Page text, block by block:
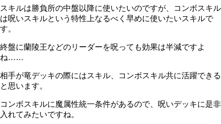
スキルは勝負所の中盤以降に使いたいのですが、コンボスキル
は呪いスキルという特性上なるべく早めに使いたいスキルで
す。
終盤に蘭陵王などのリーダーを呪っても効果は半減ですよ
ね……
相手が竜デッキの際にはスキル、コンボスキル共に活躍できる
と思います。
コンボスキルに魔属性統一条件があるので、呪いデッキに是非
入れてみたいですね。